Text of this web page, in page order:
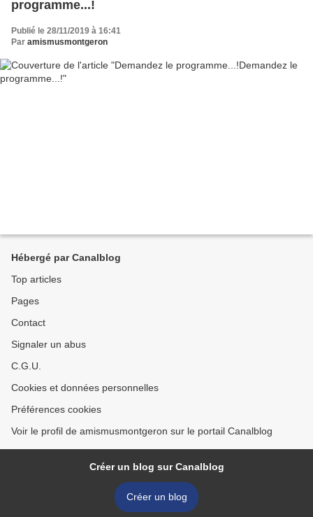
programme...!
Publié le 28/11/2019 à 16:41
Par amismusmontgeron
Hébergé par Canalblog
Top articles
Pages
Contact
Signaler un abus
C.G.U.
Cookies et données personnelles
Préférences cookies
Voir le profil de amismusmontgeron sur le portail Canalblog
Créer un blog sur Canalblog
Créer un blog